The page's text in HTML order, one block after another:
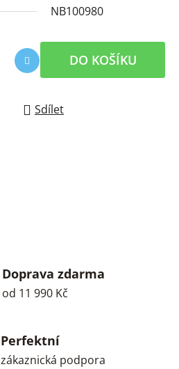
NB100980
DO KOŠÍKU
Sdílet
Doprava zdarma
od 11 990 Kč
Perfektní
zákaznická podpora